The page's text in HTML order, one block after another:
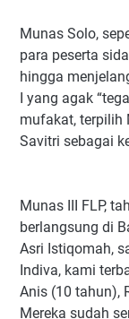
Munas Solo,
para peserta
hingga
I yang agak
mufakat, terpilih
Savitri sebagai
Munas III FLP,
berlangsung di
Asri Istiqomah,
Indiva, kami
Anis (10 tahun),
Mereka sudah